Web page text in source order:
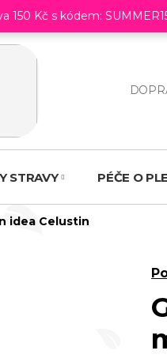
150 Kč s kódem:
STRAVY PÉČE O
idea Celustin
je